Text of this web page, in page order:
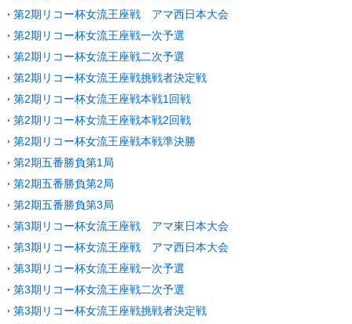
第2期リコー杯女流王座戦 アマ西日本大会
第2期リコー杯女流王座戦一次予選
第2期リコー杯女流王座戦二次予選
第2期リコー杯女流王座戦挑戦者決定戦
第2期リコー杯女流王座戦本戦1回戦
第2期リコー杯女流王座戦本戦2回戦
第2期リコー杯女流王座戦本戦準決勝
第2期五番勝負第1局
第2期五番勝負第2局
第2期五番勝負第3局
第3期リコー杯女流王座戦 アマ東日本大会
第3期リコー杯女流王座戦 アマ西日本大会
第3期リコー杯女流王座戦一次予選
第3期リコー杯女流王座戦二次予選
第3期リコー杯女流王座戦挑戦者決定戦